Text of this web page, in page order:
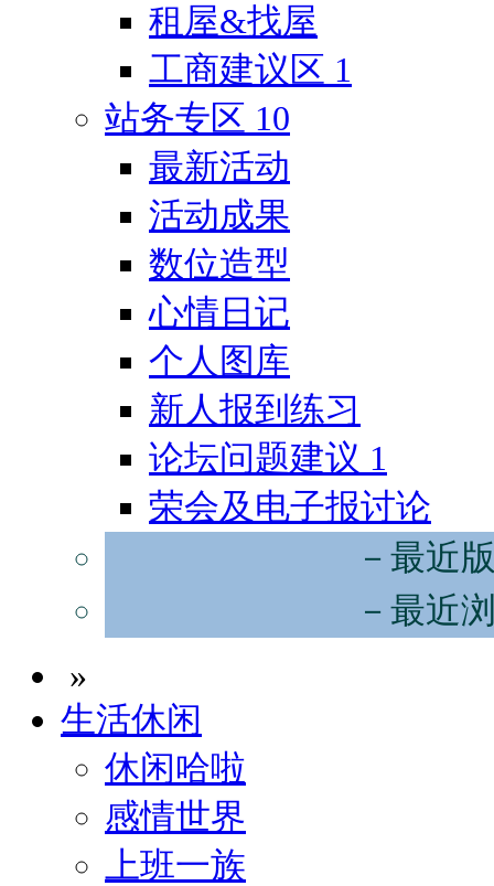
租屋&找屋
工商建议区 1
站务专区 10
最新活动
活动成果
数位造型
心情日记
个人图库
新人报到练习
论坛问题建议 1
荣会及电子报讨论
－最近
－最近
»
生活休闲
休闲哈啦
感情世界
上班一族